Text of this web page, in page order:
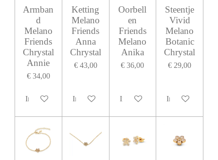
Armban
d
Melano
Friends
Chrystal
Annie
€ 34,00
In winkelwagen
Ketting
Melano
Friends
Anna
Chrystal
€ 43,00
In winkelwagen
Oorbell
en
Friends
Melano
Anika
€ 36,00
In winkelwagen
Steentje
Vivid
Melano
Botanic
Chrystal
€ 29,00
In winkelwagen